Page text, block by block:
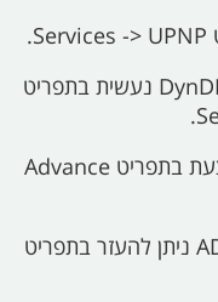
Services -> UPNP.
נעשית בתפריט
בתפריט Advance
ניתן להעזר בתפריט